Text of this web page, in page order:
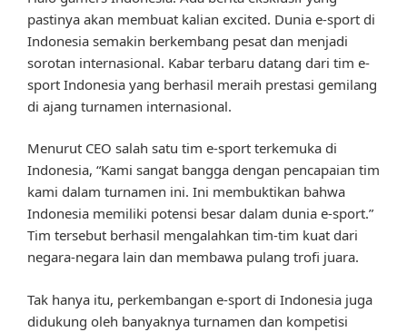
pastinya akan membuat kalian excited. Dunia e-sport di
Indonesia semakin berkembang pesat dan menjadi
sorotan internasional. Kabar terbaru datang dari tim e-
sport Indonesia yang berhasil meraih prestasi gemilang
di ajang turnamen internasional.
Menurut CEO salah satu tim e-sport terkemuka di
Indonesia, “Kami sangat bangga dengan pencapaian tim
kami dalam turnamen ini. Ini membuktikan bahwa
Indonesia memiliki potensi besar dalam dunia e-sport.”
Tim tersebut berhasil mengalahkan tim-tim kuat dari
negara-negara lain dan membawa pulang trofi juara.
Tak hanya itu, perkembangan e-sport di Indonesia juga
didukung oleh banyaknya turnamen dan kompetisi